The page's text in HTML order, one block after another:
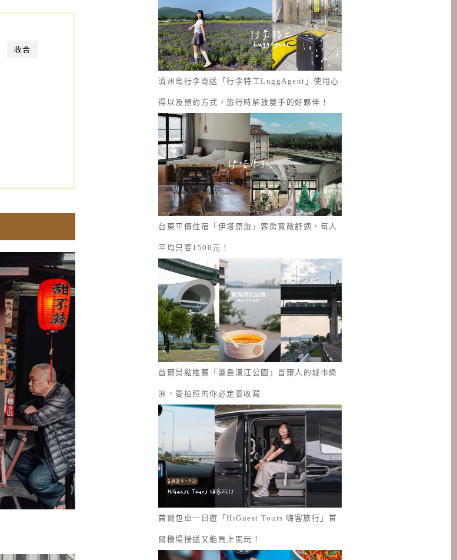
收合
濟州島行李寄送「行李特工LuggAgent」使用心
得以及預約方式，旅行時解放雙手的好夥伴！
台東平價住宿「伊塔原旅」客房寬敞舒適，每人
平均只要1500元！
首爾景點推薦「纛島漢江公園」首爾人的城市綠
洲，愛拍照的你必定要收藏
首爾包車一日遊「HiGuest Tours 嗨客旅行」首
爾機場接送又能馬上開玩！